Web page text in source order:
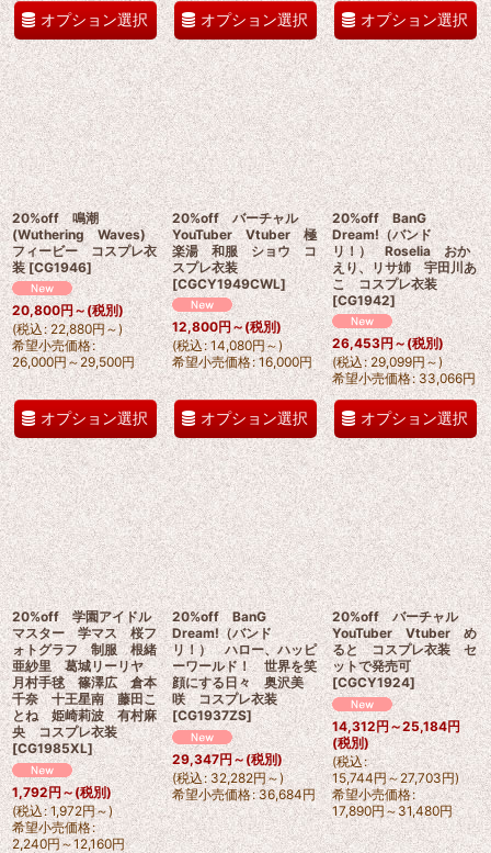
オプション選択 オプション選択 オプション選択
20%off 鳴潮
(Wuthering Waves)
フィービー コスプレ衣
装 [CG1946]
20,800円～(税別)
(税込: 22,880円～)
希望小売価格:
26,000円～29,500円
オプション選択
20%off バーチャル
YouTuber Vtuber 極
楽湯 和服 ショウ コ
スプレ衣装
[CGCY1949CWL]
12,800円～(税別)
(税込: 14,080円～)
希望小売価格: 16,000円
オプション選択
20%off BanG
Dream!（バンド
リ！） Roselia おか
えり、リサ姉 宇田川あ
こ コスプレ衣装
[CG1942]
26,453円～(税別)
(税込: 29,099円～)
希望小売価格: 33,066円
オプション選択
20%off 学園アイドル
マスター 学マス 桜フ
ォトグラフ 制服 根緒
亜紗里 葛城リーリヤ
月村手毬 篠澤広 倉本
千奈 十王星南 藤田こ
とね 姫崎莉波 有村麻
央 コスプレ衣装
[CG1985XL]
1,792円～(税別)
(税込: 1,972円～)
希望小売価格:
2,240円～12,160円
20%off BanG
Dream!（バンド
リ！） ハロー、ハッピ
ーワールド！ 世界を笑
顔にする日々 奥沢美
咲 コスプレ衣装
[CG1937ZS]
29,347円～(税別)
(税込: 32,282円～)
希望小売価格: 36,684円
20%off バーチャル
YouTuber Vtuber め
ると コスプレ衣装 セ
ットで発売可
[CGCY1924]
14,312円～25,184円
(税別)
(税込:
15,744円～27,703円)
希望小売価格:
17,890円～31,480円